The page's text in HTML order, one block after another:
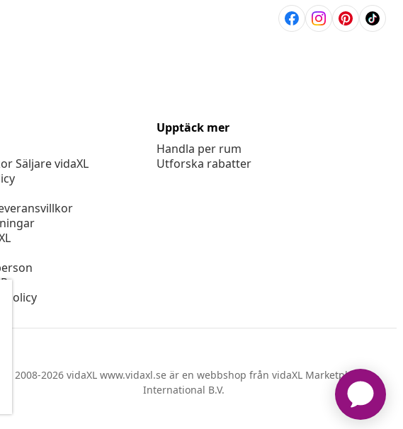
Säljare vidaXL
Upptäck mer
Handla per rum
Utforska rabatter
© 2008-2026 vidaXL www.vidaxl.se är en webbshop från vidaXL Marketplace
International B.V.